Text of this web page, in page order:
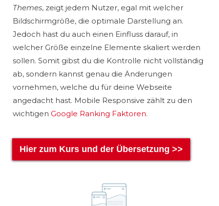
Themes, zeigt jedem Nutzer, egal mit welcher
Bildschirmgröße, die optimale Darstellung an.
Jedoch hast du auch einen Einfluss darauf, in
welcher Größe einzelne Elemente skaliert werden
sollen. Somit gibst du die Kontrolle nicht vollständig
ab, sondern kannst genau die Änderungen
vornehmen, welche du für deine Webseite
angedacht hast. Mobile Responsive zählt zu den
wichtigen Google Ranking Faktoren.
Hier zum Kurs und der Übersetzung >>